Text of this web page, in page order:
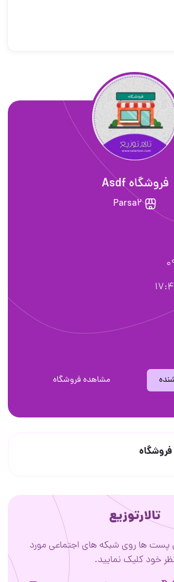
فروشگاه Asdf
Parsa2
مشاهده فروشگاه
تالارتوزیع
پست ها روی شبکه های اجتماعی مورد
خود کلیک نمایید.